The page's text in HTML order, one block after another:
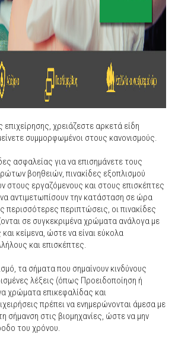
επιχείρησης, χρειάζεστε αρκετά είδη
συμμορφωμένοι στους κανονισμούς.
ασφαλείας για να επισημάνετε τους
βοηθειών, πινακίδες εξοπλισμού
στους εργαζόμενους και στους επισκέπτες
αντιμετωπίσουν την κατάσταση σε ώρα
περισσότερες περιπτώσεις, οι πινακίδες
σε συγκεκριμένα χρώματα ανάλογα με
κείμενα, ώστε να είναι εύκολα
και επισκέπτες.
τα σήματα που σημαίνουν κινδύνους
λέξεις (όπως Προειδοποίηση ή
χρώματα επικεφαλίδας και
πρέπει να ενημερώνονται άμεσα με
σήμανση στις βιομηχανίες, ώστε να μην
του χρόνου.